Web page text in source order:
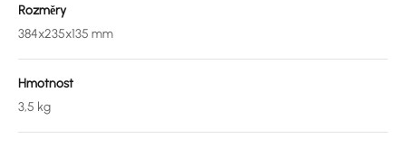
Rozměry
384x235x135 mm
Hmotnost
3,5 kg